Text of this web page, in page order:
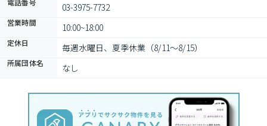
電話番号 03-3975-7732
営業時間 10:00~18:00
定休日 毎週水曜日、夏季休業（8/11～8/15）
所属団体名 なし